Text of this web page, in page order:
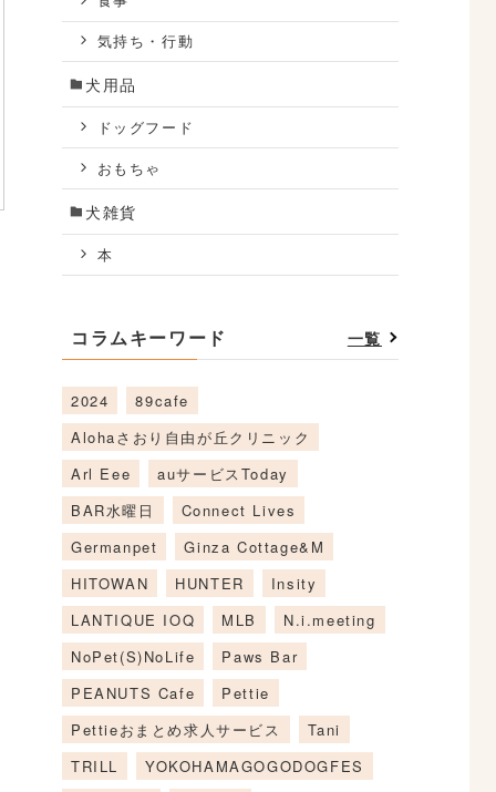
気持ち・行動
犬用品
ドッグフード
おもちゃ
犬雑貨
本
コラムキーワード 一覧
2024
89cafe
Alohaさおり自由が丘クリニック
Arl Eee
auサービスToday
BAR水曜日
Connect Lives
Germanpet
Ginza Cottage&M
HITOWAN
HUNTER
Insity
LANTIQUE IOQ
MLB
N.i.meeting
NoPet(S)NoLife
Paws Bar
PEANUTS Cafe
Pettie
Pettieおまとめ求人サービス
Tani
TRILL
YOKOHAMAGOGODOGFES